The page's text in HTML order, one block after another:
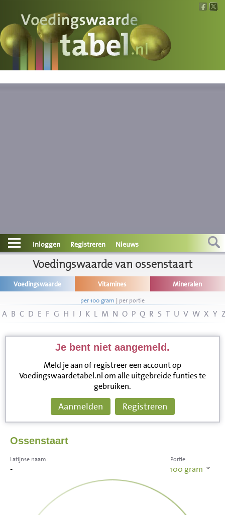
Voedingswaarde
Wat is wat?
Contact
Informatie
Disclaimer
Inloggen Registreren Nieuws
Voedingswaarde van ossenstaart
Voedingswaarde Vitamines Mineralen
per 100 gram | per portie
A B C D E F G H I J K L M N O P Q R S T U V W X Y
Je bent niet aangemeld.
Meld je aan of registreer een account op
Voedingswaardetabel.nl om alle uitgebreide funties te
gebruiken.
Aanmelden Registreren
Ossenstaart
Portie:
100 gram
Latijnse naam:
-